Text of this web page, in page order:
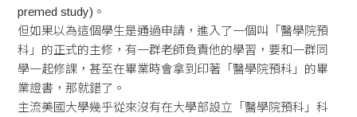
premed study)。
但如果以為這個學生是通過申請，進入了一個叫「醫學院預
科」的正式的主修，有一群老師負責他的學習，要和一群同
學一起修課，甚至在畢業時會拿到印著「醫學院預科」的畢
業證書，那就錯了。
主流美國大學幾乎從來沒有在大學部設立「醫學院預科」科